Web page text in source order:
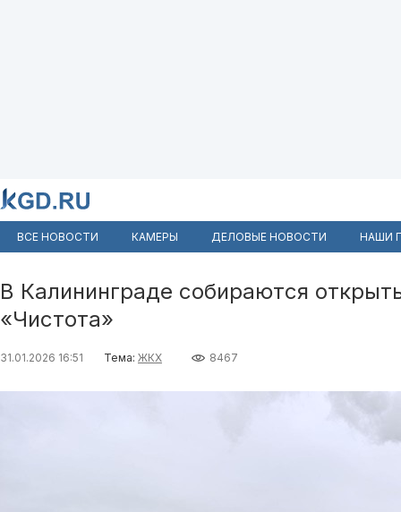
ВСЕ НОВОСТИ КАМЕРЫ ДЕЛОВЫЕ НОВОСТИ НАШИ
В Калининграде собираются
«Чистота»
31.01.2026 16:51 Тема: ЖКХ 8467